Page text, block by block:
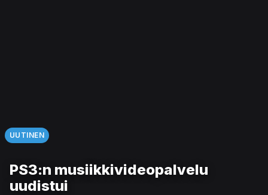
UUTINEN
PS3:n musiikkivideopalvelu
uudistui